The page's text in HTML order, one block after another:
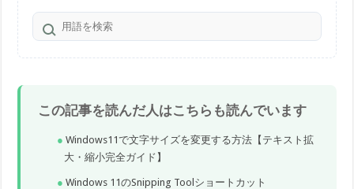
この記事を読んだ人はこちらも読んでいます
Windows11で文字サイズを変更する方法【テキスト拡
大・縮小完全ガイド】
Windows 11のSnipping Toolショートカット